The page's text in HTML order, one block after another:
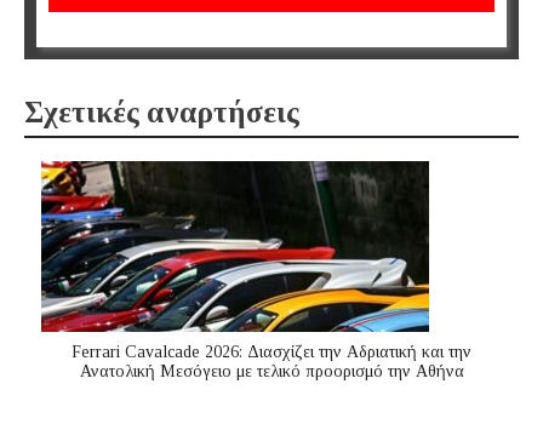
Σχετικές αναρτήσεις
Ferrari Cavalcade 2026: Διασχίζει την Αδριατική και την
Ανατολική Μεσόγειo με τελικό προορισμό την Αθήνα